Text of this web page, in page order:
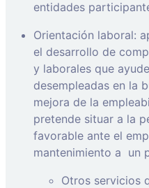
entidades
Orientación laboral:
el desarrollo de
y laborales que
desempleadas en la
mejora de la
pretende situar a la
favorable ante el
mantenimiento a un
Otros servicios